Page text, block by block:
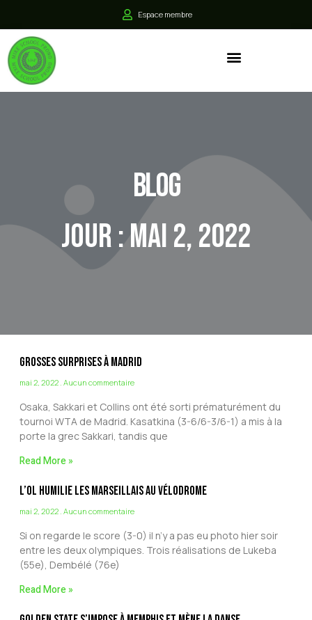
Espace membre
Blog
Jour : mai 2, 2022
Grosses surprises à Madrid
mai 2, 2022 Aucun commentaire
Osaka, Sakkari et Collins ont été sorti prématurément du
tournoi WTA de Madrid. Kasatkina (3-6/6-3/6-1) a mis à la
porte la grec Sakkari, tandis que
Read More »
L’OL humilie les marseillais au vélodrome
mai 2, 2022 Aucun commentaire
Si on regarde le score (3-0) il n’y a pas eu photo hier soir
entre les deux olympiques. Trois réalisations de Lukeba
(55e), Dembélé (76e)
Read More »